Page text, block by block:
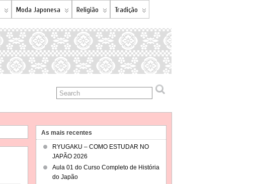
Moda Japonesa Religião Tradição
As mais recentes
RYUGAKU – COMO ESTUDAR NO
JAPÃO 2026
Aula 01 do Curso Completo de História
do Japão